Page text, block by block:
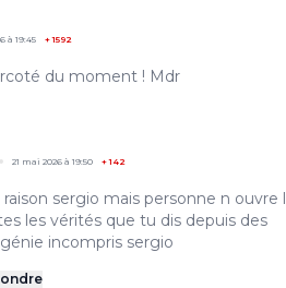
à 19:45 +1592
du moment ! Mdr
21 mai 2026 à 19:50 +142
raison sergio mais personne n ouvre
les vérités que tu dis depuis des
incompris sergio